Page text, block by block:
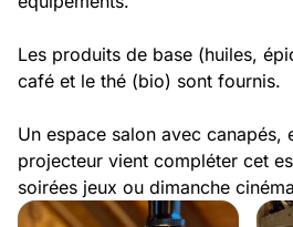
Les produits de base (huiles,
café et le thé (bio) sont fournis.
Un espace salon avec canapés,
projecteur vient compléter cet
soirées jeux ou dimanche